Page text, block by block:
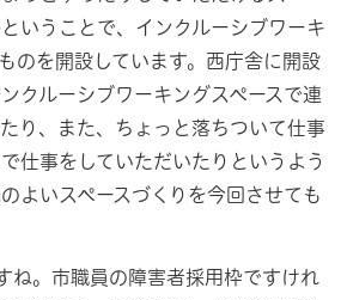
いうことで、インクルーシブワーキ
のを開設しています。西庁舎に開設
クルーシブワーキングスペースで連
り、また、ちょっと落ちついて仕事
仕事をしていただいたりというよう
よいスペースづくりを今回させても
ね。市職員の障害者採用枠ですけれ